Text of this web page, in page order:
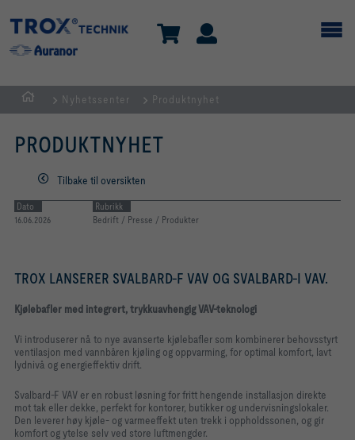
HJEM
Nyhetssenter Produktnyhet
PRODUKTNYHET
Tilbake til oversikten
Dato
16.06.2026
Rubrikk
Bedrift / Presse / Produkter
TROX LANSERER SVALBARD-F VAV OG SVALBARD-I VAV.
Kjølebafler med integrert, trykkuavhengig VAV-teknologi
Vi introduserer nå to nye avanserte kjølebafler som kombinerer behovsstyrt
ventilasjon med vannbåren kjøling og oppvarming, for optimal komfort, lavt
lydnivå og energieffektiv drift.
Svalbard-F VAV er en robust løsning for fritt hengende installasjon direkte
mot tak eller dekke, perfekt for kontorer, butikker og undervisningslokaler.
Den leverer høy kjøle- og varmeeffekt uten trekk i oppholdssonen, og gir
komfort og ytelse selv ved store luftmengder.